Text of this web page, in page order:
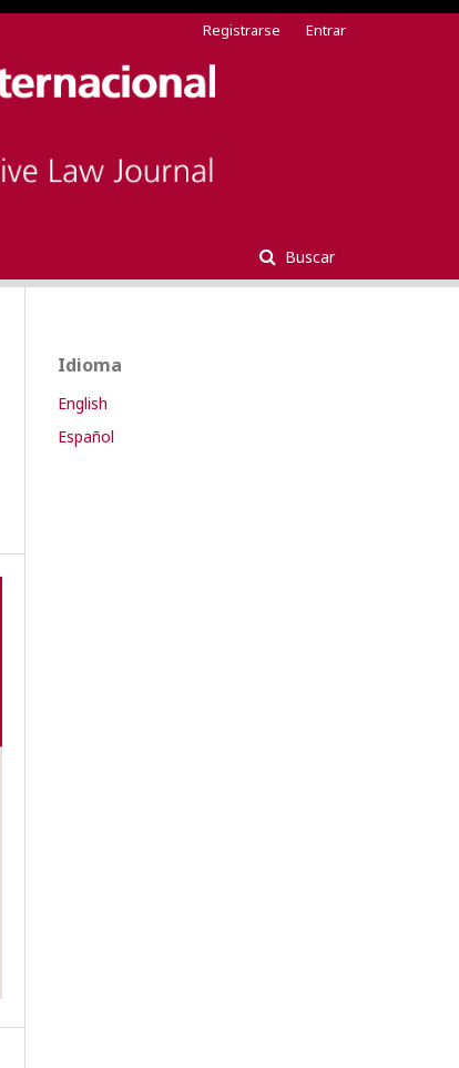
Buscar
Registrarse Entrar
Idioma
English
Español